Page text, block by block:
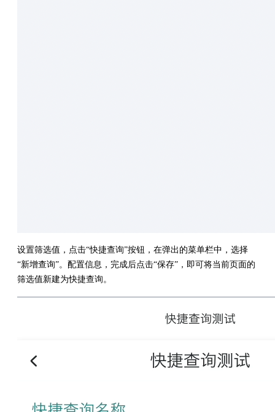
设置筛选值，点击“快捷查询”按钮，在弹出的菜单栏中，选择
“新增查询”。配置信息，完成后点击“保存”，即可将当前页面的
筛选值新建为快捷查询。